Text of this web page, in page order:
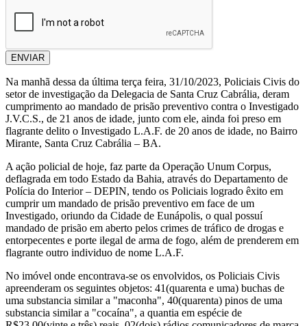
ENVIAR
Na manhã dessa da última terça feira, 31/10/2023, Policiais Civis do
setor de investigação da Delegacia de Santa Cruz Cabrália, deram
cumprimento ao mandado de prisão preventivo contra o Investigado
J.V.C.S., de 21 anos de idade, junto com ele, ainda foi preso em
flagrante delito o Investigado L.A.F. de 20 anos de idade, no Bairro
Mirante, Santa Cruz Cabrália – BA.
A ação policial de hoje, faz parte da Operação Unum Corpus,
deflagrada em todo Estado da Bahia, através do Departamento de
Polícia do Interior – DEPIN, tendo os Policiais logrado êxito em
cumprir um mandado de prisão preventivo em face de um
Investigado, oriundo da Cidade de Eunápolis, o qual possuí
mandado de prisão em aberto pelos crimes de tráfico de drogas e
entorpecentes e porte ilegal de arma de fogo, além de prenderem em
flagrante outro individuo de nome L.A.F.
No imóvel onde encontrava-se os envolvidos, os Policiais Civis
apreenderam os seguintes objetos: 41(quarenta e uma) buchas de
uma substancia similar a "maconha", 40(quarenta) pinos de uma
substancia similar a "cocaína", a quantia em espécie de